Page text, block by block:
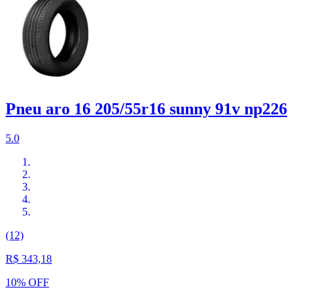
Pneu aro 16 205/55r16 sunny 91v np226
5.0
(12)
R$ 343,18
10% OFF